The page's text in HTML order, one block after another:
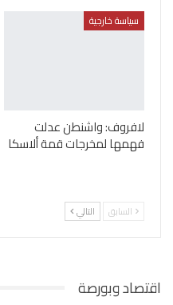
سياسة خارجية
لافروف: واشنطن عدلت
فهمها لمخرجات قمة ألاسكا
السابق التالي
اقتصاد وبورصة